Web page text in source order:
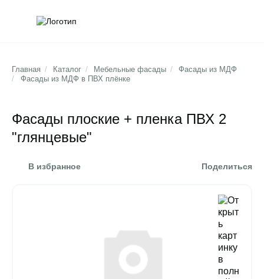
Главная / Каталог / Мебельные фасады /
Фасады из МДФ
/
Фасады из МДФ в ПВХ плёнке
Фасады плоские + пленка ПВХ 2
"глянцевые"
В избранное Поделиться